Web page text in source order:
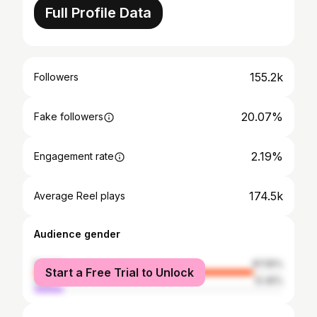
Full Profile Data
Followers 155.2k
Fake followers 20.07%
Engagement rate 2.19%
Average Reel plays 174.5k
Audience gender
female
male
Start a Free Trial to Unlock